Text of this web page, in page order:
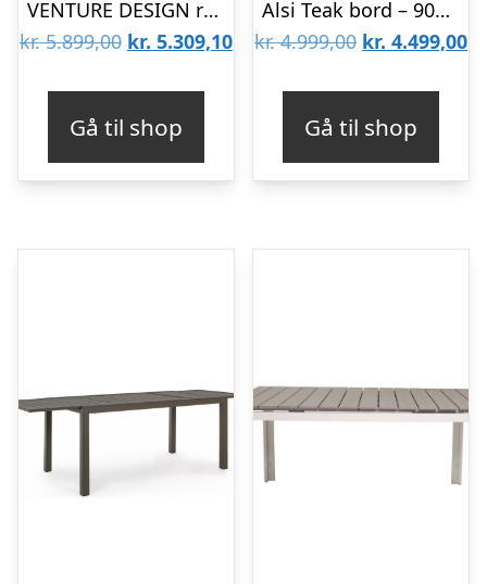
VENTURE DESIGN rektangulær Levels havebord m. udtræk – grå, sort aluminium
kr.5.899,00 Den
var:
kr. 5.899,00.
kr. 5.309,10Den
kr. 5.309,10.
Gå til shop
Alsi Teak bord – 90×150/200 cm
kr.4.999,00 Den
var:
kr. 4.999,00.
kr. 4.499,00
Gå til shop